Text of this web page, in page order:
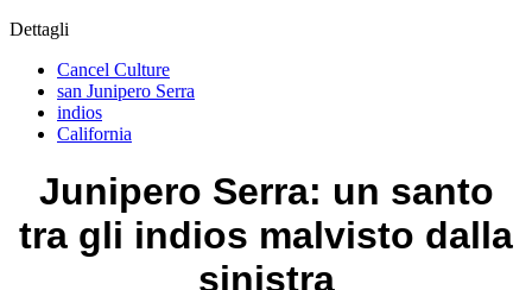
Dettagli
Cancel Culture
san Junipero Serra
indios
California
Junipero Serra: un santo
tra gli indios malvisto dalla
sinistra